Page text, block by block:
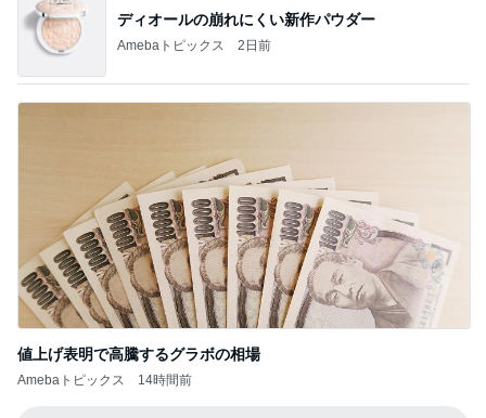
ディオールの崩れにくい新作パウダー
Amebaトピックス 2日前
値上げ表明で高騰するグラボの相場
Amebaトピックス 14時間前